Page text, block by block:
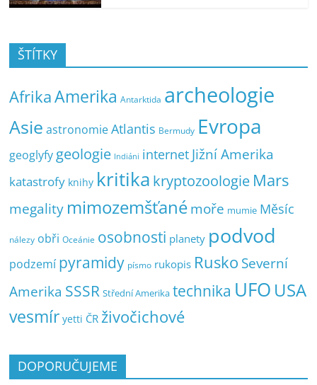
ŠTÍTKY
AfrikaAmerika Antarktida archeologie
Asie astronomie Atlantis Bermudy Evropa
geoglyfy geologie Indiáni internet Jižní Amerika
katastrofy knihy kritika kryptozoologie Mars
megality mimozemšťanémoře mumie Měsíc
nálezy obři Oceánie osobnosti planety podvod
podzemí pyramidy písmo rukopis Rusko Severní
Amerika SSSR Střední Amerika technika UFO USA
vesmír yetti ČR živočichové
DOPORUČUJEME